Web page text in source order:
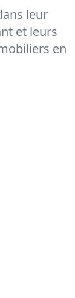
leur
et leurs
en